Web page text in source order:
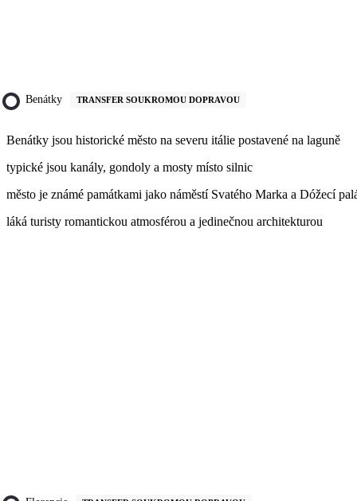
Benátky TRANSFER SOUKROMOU DOPRAVOU
Benátky jsou historické město na severu itálie postavené na laguně
typické jsou kanály, gondoly a mosty místo silnic
město je známé památkami jako náměstí Svatého Marka a Dóžecí
láká turisty romantickou atmosférou a jedinečnou architekturou